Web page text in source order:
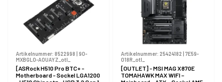
Artikelnummer: 8522998
90-
MXBGL0-A0UAYZ_otl_
[ASRock H510 Pro BTC+ -
Motherboard - Sockel LGA1200
Artikelnummer: 25424182
7E59-
018R_otl_
[OUTLET] - MSI MAG X870E
TOMAHAWK MAX WIFI –